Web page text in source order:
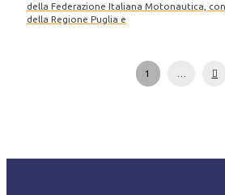
della Federazione Italiana Motonautica,
della Regione Puglia e
1